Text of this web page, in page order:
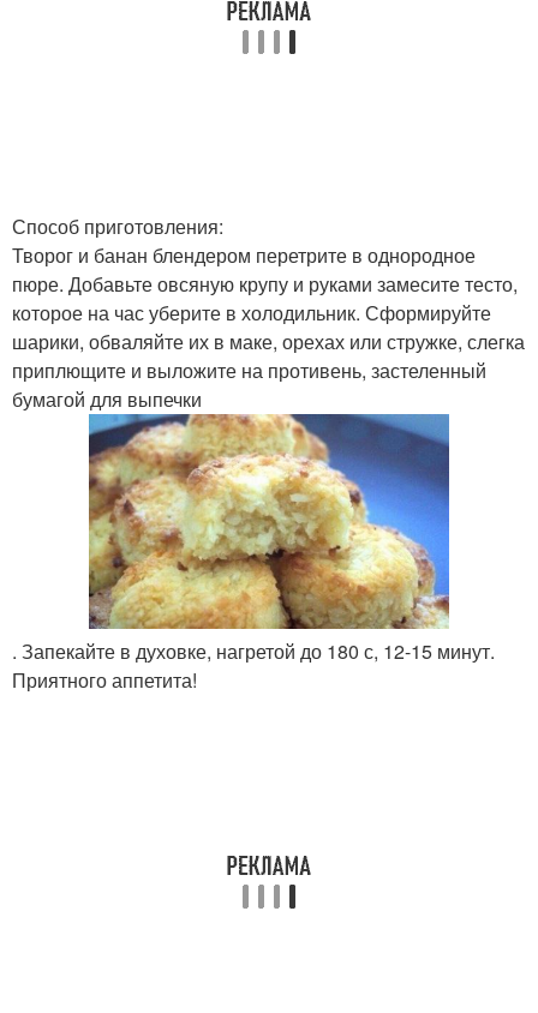
Способ приготовления:
Творог и банан блендером перетрите в однородное
пюре. Добавьте овсяную крупу и руками замесите тесто,
которое на час уберите в холодильник. Сформируйте
шарики, обваляйте их в маке, орехах или стружке, слегка
приплющите и выложите на противень, застеленный
бумагой для выпечки
. Запекайте в духовке, нагретой до 180 с, 12-15 минут.
Приятного аппетита!